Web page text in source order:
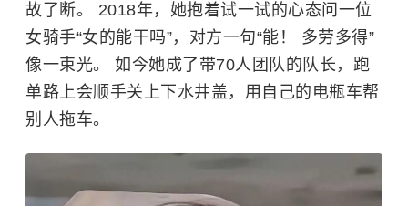
故了断。 2018年，她抱着试一试的心态问一位
女骑手“女的能干吗”，对方一句“能！ 多劳多得”
像一束光。 如今她成了带70人团队的队长，跑
单路上会顺手关上下水井盖，用自己的电瓶车帮
别人拖车。